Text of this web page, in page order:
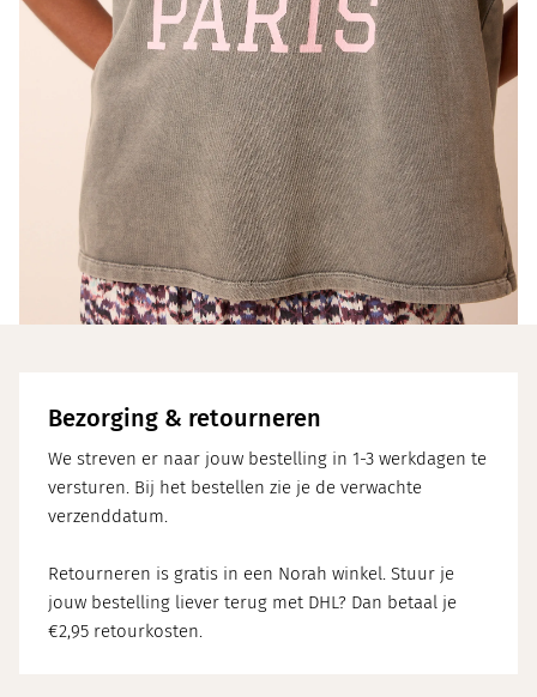
Bezorging & retourneren
We streven er naar jouw bestelling in 1-3 werkdagen te
versturen. Bij het bestellen zie je de verwachte
verzenddatum.
Retourneren is gratis in een Norah winkel. Stuur je
jouw bestelling liever terug met DHL? Dan betaal je
€2,95 retourkosten.